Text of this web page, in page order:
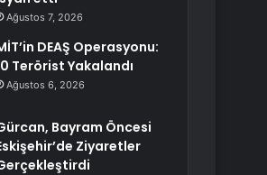
Ağustos 7, 2026
DEAŞ Operasyonu:
Terörist Yakalandı
Ağustos 6, 2026
Bayram Öncesi
Ziyaretler